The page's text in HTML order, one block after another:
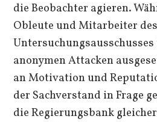
die Beobachter agieren.
Obleute und Mitarbeiter des
anonymen Attacken
an Motivation und
der Sachverstand in Frage
die Regierungsbank